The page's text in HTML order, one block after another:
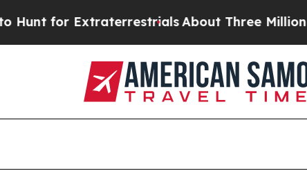
ExtraterrestrialsAbout Three Million